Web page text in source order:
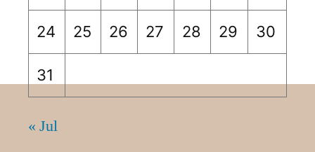
24 25 26 27 28 29 30
31
« Jul